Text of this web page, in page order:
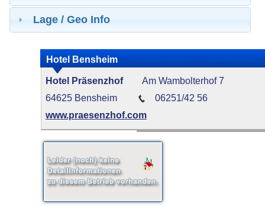
Lage / Geo Info
Hotel Bensheim
Hotel Präsenzhof
Am Wambolterhof 7
64625 Bensheim
06251/42 56
www.praesenzhof.com